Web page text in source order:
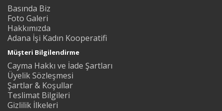
Basında Biz
Foto Galeri
Hakkımızda
Adana İşi Kadın Kooperatifi
Müşteri Bilgilendirme
Cayma Hakkı ve İade Şartları
Üyelik Sözleşmesi
Şartlar & Koşullar
Teslimat Bilgileri
Gizlilik İlkeleri